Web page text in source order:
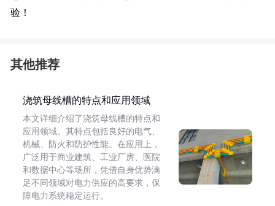
验！
其他推荐
浇筑母线槽的特点和应用领域
本文详细介绍了浇筑母线槽的特点和
应用领域。其特点包括良好的电气、
机械、防火和防护性能。在应用上，
广泛用于商业建筑、工业厂房、医院
和数据中心等场所，凭借自身优势满
足不同领域对电力供应的高要求，保
障电力系统稳定运行。